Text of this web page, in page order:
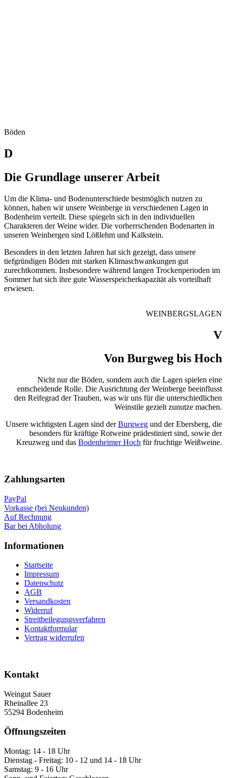
Böden
D
Die Grundlage unserer Arbeit
Um die Klima- und Bodenunterschiede bestmöglich nutzen zu
können, haben wir unsere Weinberge in verschiedenen Lagen in
Bodenheim verteilt. Diese spiegeln sich in den individuellen
Charakteren der Weine wider. Die vorherrschenden Bodenarten in
unseren Weinbergen sind Lößlehm und Kalkstein.
Besonders in den letzten Jahren hat sich gezeigt, dass unsere
tiefgründigen Böden mit starken Klimaschwankungen gut
zurechtkommen. Insbesondere während langen Trockenperioden im
Sommer hat sich ihre gute Wasserspeicherkapazität als vorteilhaft
erwiesen.
WEINBERGSLAGEN
V
Von Burgweg bis Hoch
Nicht nur die Böden, sondern auch die Lagen spielen eine
entscheidende Rolle. Die Ausrichtung der Weinberge beeinflusst
den Reifegrad der Trauben, was wir uns für die unterschiedlichen
Weinstile gezielt zunutze machen.
Unsere wichtigsten Lagen sind derBurgweg und der Ebersberg, die
besonders für kräftige Rotweine prädestiniert sind, sowie der
Kreuzweg und das Bodenheimer Hoch für fruchtige Weißweine.
oben
Zahlungsarten
PayPal
Vorkasse (bei Neukunden)
Auf Rechnung
Bar bei Abholung
Informationen
Startseite
Impressum
Datenschutz
AGB
Versandkosten
Widerruf
Streitbeilegungsverfahren
Kontaktformular
Vertrag widerrufen
Kontakt
Weingut Sauer
Rheinallee 23
55294 Bodenheim
Öffnungszeiten
Montag: 14 - 18 Uhr
Dienstag - Freitag: 10 - 12 und 14 - 18 Uhr
Samstag: 9 - 16 Uhr